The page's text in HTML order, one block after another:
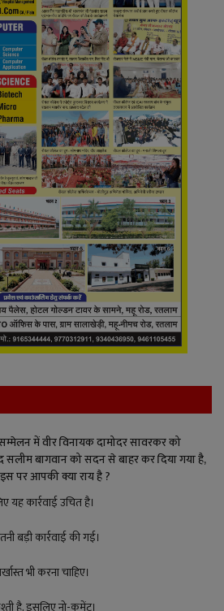
में वीर विनायक दामोदर सावरकर को
सलीम बागवान को सदन से बाहर कर दिया गया है,
पर आपकी क्या राय है ?
यह कार्रवाई उचित है।
बड़ी कार्रवाई की गई।
भी करना चाहिए।